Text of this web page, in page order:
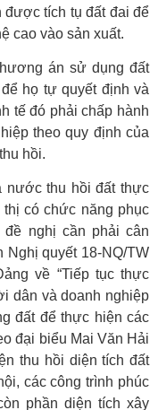
được tích tụ đất đai để
cao vào sản xuất.
án sử dụng đất
họ tự quyết định và
tế đó phải chấp hành
theo quy định của
hồi.
nước thu hồi đất thực
có chức năng phục
nghị cần phải cân
Nghị quyết 18-NQ/TW
về “Tiếp tục thực
dân và doanh nghiệp
đất để thực hiện các
đại biểu Mai Văn Hải
thu hồi diện tích đất
các công trình phúc
phần diện tích xây